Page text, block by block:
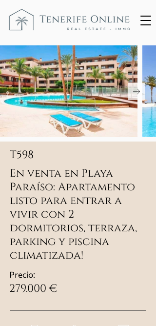
T598
En venta en Playa
Paraíso: Apartamento
listo para entrar a
vivir con 2
dormitorios, terraza,
parking y piscina
climatizada!
Precio:
279.000 €